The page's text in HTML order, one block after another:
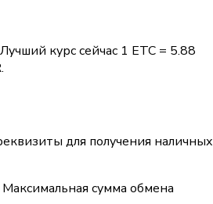
курс сейчас 1 ETC = 5.88
для получения наличных
сумма обмена